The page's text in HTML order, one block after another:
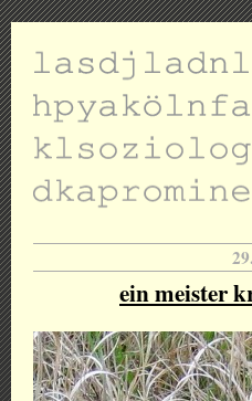
ein meister